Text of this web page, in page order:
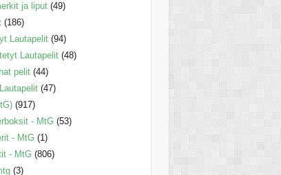
ja liput (49)
(186)
Lautapelit (94)
Lautapelit (48)
pelit (44)
(47)
(917)
- MtG (53)
- MtG (1)
- MtG (806)
(3)